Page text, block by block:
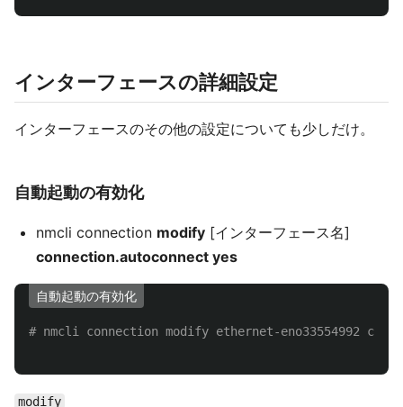
インターフェースの詳細設定
インターフェースのその他の設定についても少しだけ。
自動起動の有効化
nmcli connection modify [インターフェース名]
connection.autoconnect yes
自動起動の有効化
# nmcli connection modify ethernet-eno33554992
modify